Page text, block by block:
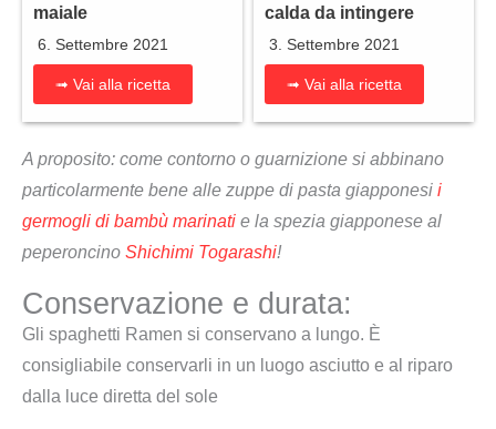
maiale
6. Settembre 2021
➟ Vai alla ricetta
calda da intingere
3. Settembre 2021
➟ Vai alla ricetta
A proposito: come contorno o guarnizione si abbinano
particolarmente bene alle zuppe di pasta giapponesi i
germogli di bambù marinati e la spezia giapponese al
peperoncino Shichimi Togarashi!
Conservazione e durata:
Gli spaghetti Ramen si conservano a lungo. È
consigliabile conservarli in un luogo asciutto e al riparo
dalla luce diretta del sole